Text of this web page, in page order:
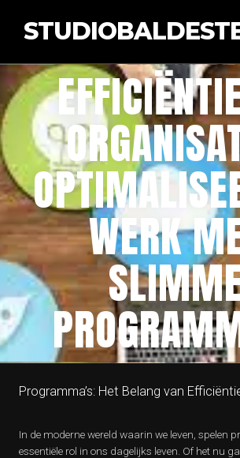
WERK
Programma’s: Het Belang van
In de moderne wereld waarin we leven, spelen
essentiële rol in ons dagelijks leven. Of het nu